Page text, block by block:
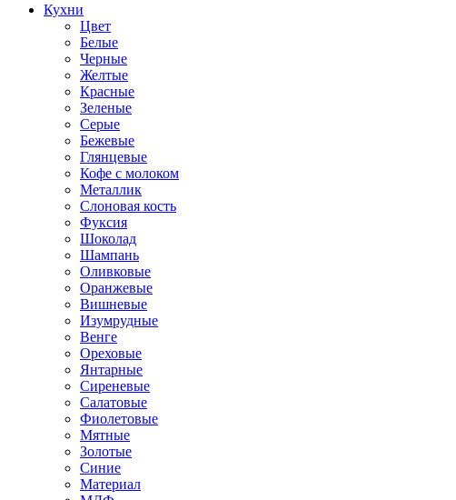
Кухни
Цвет
Белые
Черные
Желтые
Красные
Зеленые
Серые
Бежевые
Глянцевые
Кофе с молоком
Металлик
Слоновая кость
Фуксия
Шоколад
Шампань
Оливковые
Оранжевые
Вишневые
Изумрудные
Венге
Ореховые
Янтарные
Сиреневые
Салатовые
Фиолетовые
Мятные
Золотые
Синие
Материал